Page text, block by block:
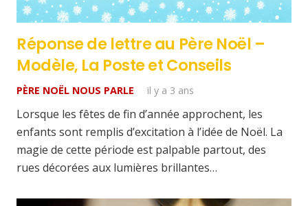
Réponse de lettre au Père Noël –
Modèle, La Poste et Conseils
PÈRE NOËL NOUS PARLE il y a 3 ans
Lorsque les fêtes de fin d’année approchent, les
enfants sont remplis d’excitation à l’idée de Noël. La
magie de cette période est palpable partout, des
rues décorées aux lumières brillantes…